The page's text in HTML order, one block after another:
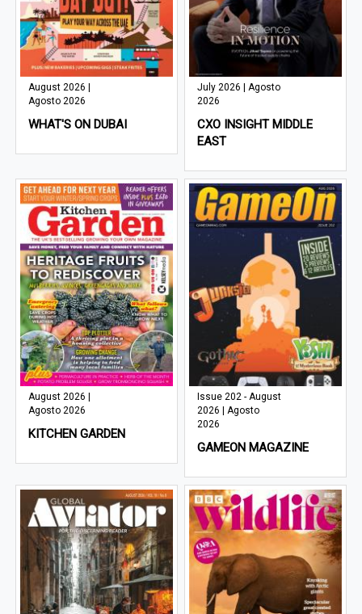
August 2026 |
Agosto 2026
WHAT'S ON DUBAI
July 2026 | Agosto
2026
CXO INSIGHT MIDDLE
EAST
August 2026 |
Agosto 2026
KITCHEN GARDEN
Issue 202 - August
2026 | Agosto
2026
GAMEON MAGAZINE